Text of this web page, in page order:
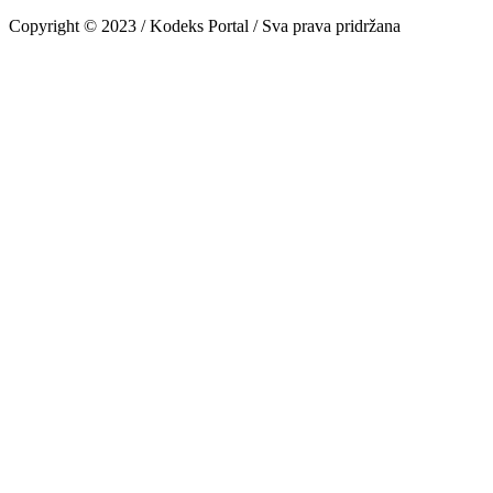
Copyright © 2023 / Kodeks Portal / Sva prava pridržana